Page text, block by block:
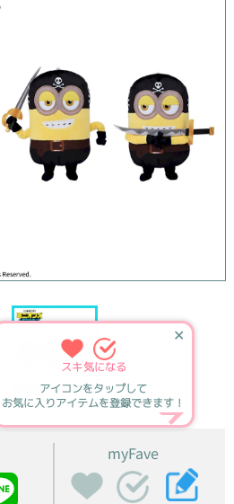
✕
スキ気になる
アイコンをタップして
お気に入りアイテムを登録できます！
myFave